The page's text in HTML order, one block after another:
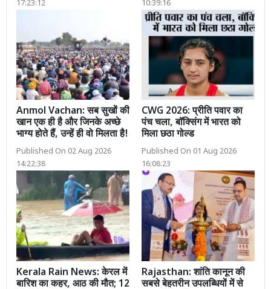
17:23:12
10:39:16
Anmol Vachan: सब सुखों की
खान एक ही है और जिनके अच्छे
भाग्य होते हैं, उन्हें ही वो मिलता है!
Published On 02 Aug 2026
14:22:38
CWG 2026: प्रीति पवार का
पंच चला, बॉक्सिंग में भारत को
मिला छठा गोल्ड
Published On 01 Aug 2026
16:08:23
Kerala Rain News: केरल में
बारिश का कहर, आठ की मौत; 12
Rajasthan: शांति कानून की
सबसे बेहतरीन उपलब्धियों में से